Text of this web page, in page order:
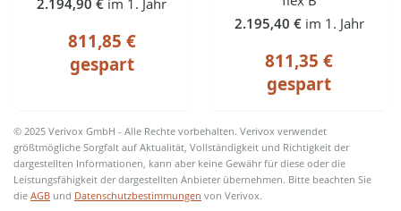
811,85 €
gespart
2.195,40 € im 1. Jahr
811,35 €
gespart
© 2025 Verivox GmbH - Alle Rechte vorbehalten. Verivox verwendet
größtmögliche Sorgfalt auf Aktualität, Vollständigkeit und Richtigkeit der
dargestellten Informationen, kann aber keine Gewähr für diese oder die
Leistungsfähigkeit der dargestellten Anbieter übernehmen. Bitte beachten Sie
dieAGB und Datenschutzbestimmungen von Verivox.